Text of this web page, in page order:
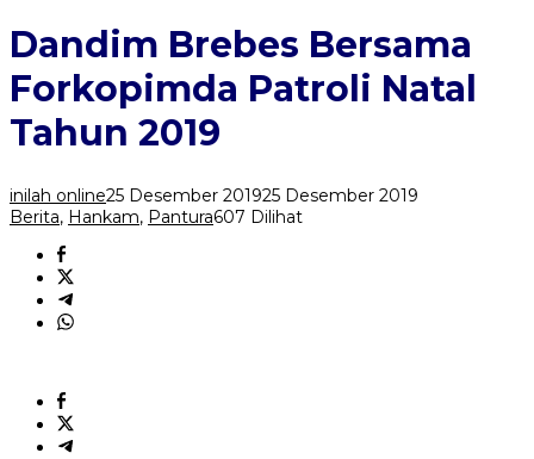
Bersama
Forkopimda
Natal
Tahun
2019
Dandim Brebes Bersama
Forkopimda Patroli Natal
Tahun 2019
inilah online25 Desember 201925 Desember 2019
Berita, Hankam, Pantura607 Dilihat